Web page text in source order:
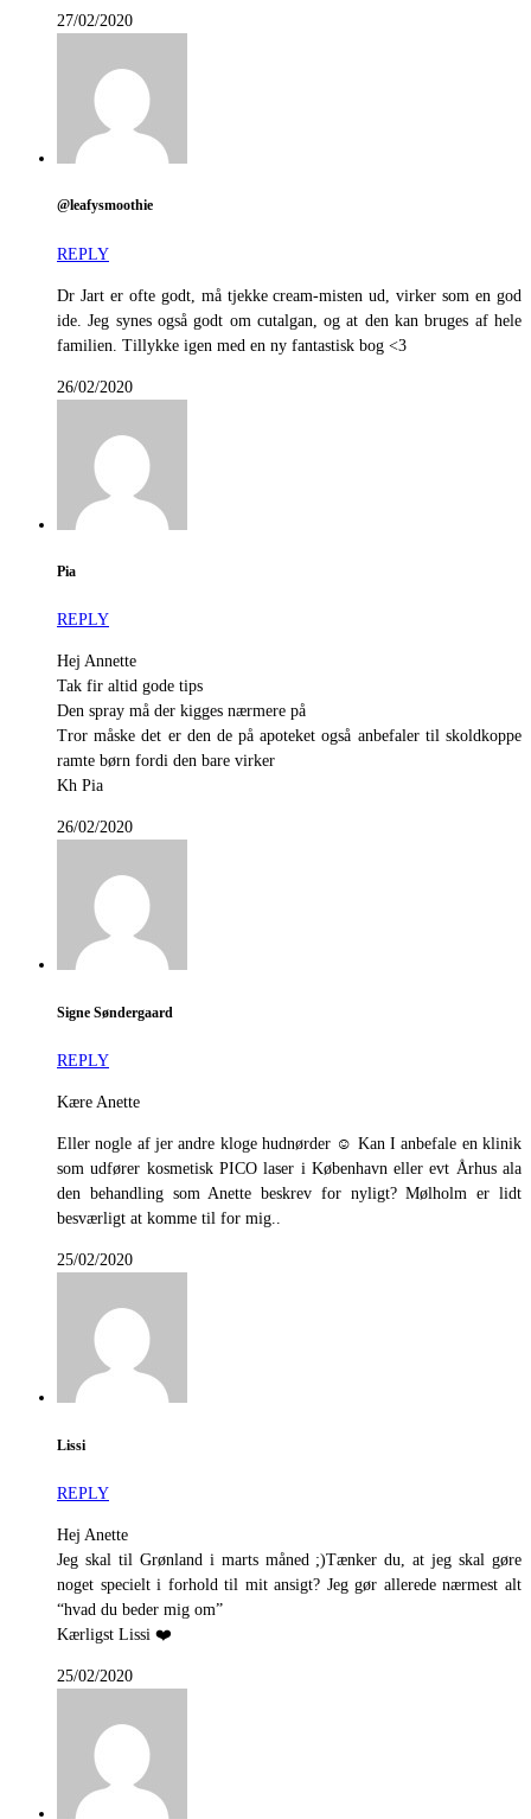
27/02/2020
@leafysmoothie
REPLY
Dr Jart er ofte godt, må tjekke cream-misten ud, virker som en god
ide. Jeg synes også godt om cutalgan, og at den kan bruges af hele
familien. Tillykke igen med en ny fantastisk bog <3
26/02/2020
Pia
REPLY
Hej Annette
Tak fir altid gode tips
Den spray må der kigges nærmere på
Tror måske det er den de på apoteket også anbefaler til skoldkoppe
ramte børn fordi den bare virker
Kh Pia
26/02/2020
Signe Søndergaard
REPLY
Kære Anette
Eller nogle af jer andre kloge hudnørder ☺ Kan I anbefale en klinik
som udfører kosmetisk PICO laser i København eller evt Århus ala
den behandling som Anette beskrev for nyligt? Mølholm er lidt
besværligt at komme til for mig..
25/02/2020
Lissi
REPLY
Hej Anette
Jeg skal til Grønland i marts måned ;)Tænker du, at jeg skal gøre
noget specielt i forhold til mit ansigt? Jeg gør allerede nærmest alt
“hvad du beder mig om”
Kærligst Lissi ❤️
25/02/2020